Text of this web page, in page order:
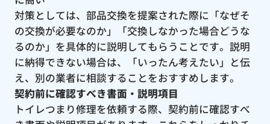
対策としては、部品交換を提案された際に「なぜそ
の交換が必要なのか」「交換しなかった場合どうな
るのか」を具体的に説明してもらうことです。説明
に納得できない場合は、「いったん考えたい」と伝
え、別の業者に相談することをおすすめします。
契約前に確認すべき書面・説明項目
トイレつまり修理を依頼する際、契約前に確認すべ